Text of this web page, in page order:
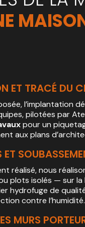
ET TRACÉ DU
l’implantation
pilotées par
pour un
aux plans
réalisé, nous
plots isolés — sur la
hydrofuge de
contre l’humidité.
MURS